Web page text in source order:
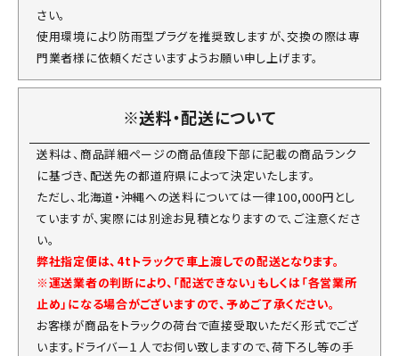
さい。
使用環境により防雨型プラグを推奨致しますが、交換の際は専
門業者様に依頼くださいますようお願い申し上げます。
※送料・配送について
送料は、商品詳細ページの商品値段下部に記載の商品ランク
に基づき、配送先の都道府県によって決定いたします。
ただし、北海道・沖縄への送料については一律100,000円とし
ていますが、実際には別途お見積となりますので、ご注意くださ
い。
弊社指定便は、4tトラックで車上渡しでの配送となります。
※運送業者の判断により、「配送できない」もしくは「各営業所
止め」になる場合がございますので、予めご了承ください。
お客様が商品をトラックの荷台で直接受取いただく形式でござ
います。ドライバー１人でお伺い致しますので、荷下ろし等の手